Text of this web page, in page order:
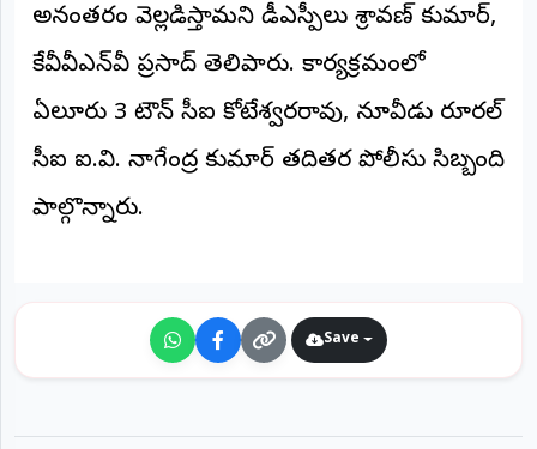
అనంతరం వెల్లడిస్తామని డీఎస్పీలు శ్రావణ్ కుమార్,
కేవీవీఎన్‌వీ ప్రసాద్ తెలిపారు. కార్యక్రమంలో
ఏలూరు 3 టౌన్ సీఐ కోటేశ్వరరావు, నూజివీడు రూరల్
సీఐ ఐ.వి. నాగేంద్ర కుమార్ తదితర పోలీసు సిబ్బంది
పాల్గొన్నారు.
Save